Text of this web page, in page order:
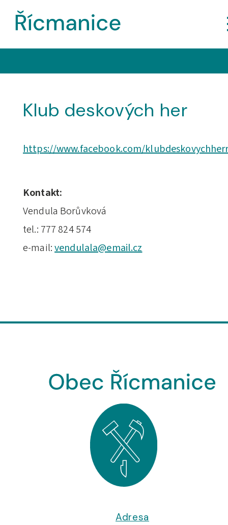
Klub deskových her
https://www.facebook.com/
Kontakt:
Vendula Borůvková
tel.: 777 824 574
e-mail:vendulala@email.cz
Adresa